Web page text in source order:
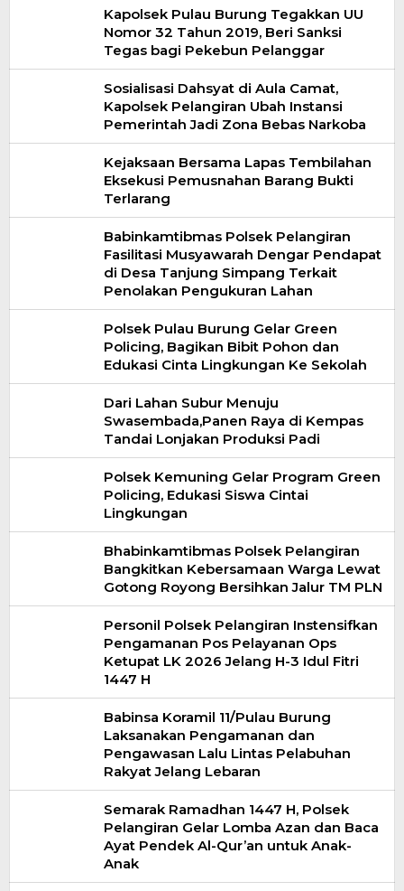
Kapolsek Pulau Burung Tegakkan UU
Nomor 32 Tahun 2019, Beri Sanksi
Tegas bagi Pekebun Pelanggar
Sosialisasi Dahsyat di Aula Camat,
Kapolsek Pelangiran Ubah Instansi
Pemerintah Jadi Zona Bebas Narkoba
Kejaksaan Bersama Lapas Tembilahan
Eksekusi Pemusnahan Barang Bukti
Terlarang
Babinkamtibmas Polsek Pelangiran
Fasilitasi Musyawarah Dengar Pendapat
di Desa Tanjung Simpang Terkait
Penolakan Pengukuran Lahan
Polsek Pulau Burung Gelar Green
Policing, Bagikan Bibit Pohon dan
Edukasi Cinta Lingkungan Ke Sekolah
Dari Lahan Subur Menuju
Swasembada,Panen Raya di Kempas
Tandai Lonjakan Produksi Padi
Polsek Kemuning Gelar Program Green
Policing, Edukasi Siswa Cintai
Lingkungan
Bhabinkamtibmas Polsek Pelangiran
Bangkitkan Kebersamaan Warga Lewat
Gotong Royong Bersihkan Jalur TM PLN
Personil Polsek Pelangiran Instensifkan
Pengamanan Pos Pelayanan Ops
Ketupat LK 2026 Jelang H-3 Idul Fitri
1447 H
Babinsa Koramil 11/Pulau Burung
Laksanakan Pengamanan dan
Pengawasan Lalu Lintas Pelabuhan
Rakyat Jelang Lebaran
Semarak Ramadhan 1447 H, Polsek
Pelangiran Gelar Lomba Azan dan Baca
Ayat Pendek Al-Qur’an untuk Anak-
Anak